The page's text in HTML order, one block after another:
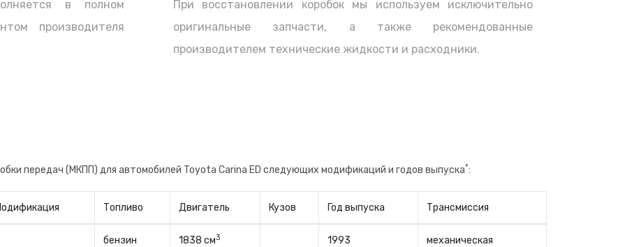
в полном
производителя
При восстановлении коробок мы используем исключительно
оригинальные запчасти, а также рекомендованные
производителем технические жидкости и расходники.
передач (МКПП) для автомобилей Toyota Carina ED следующих модификаций и годов выпуска*:
Топливо Двигатель Кузов Год выпуска Трансмиссия
бензин 1838 см3 1993 механическая